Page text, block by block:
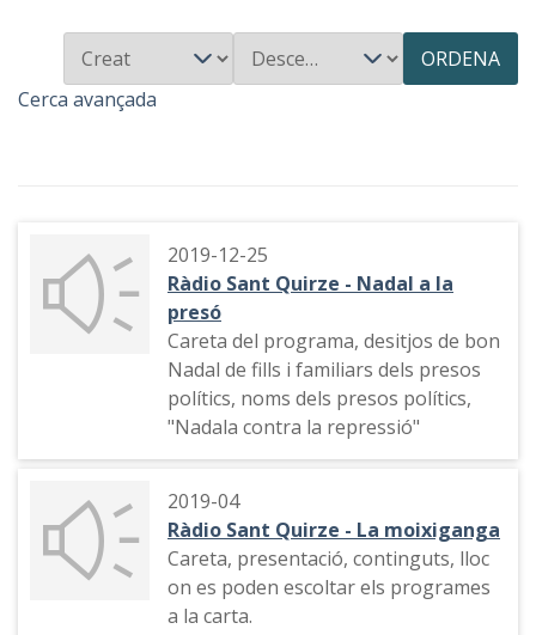
ORDENA
Cerca avançada
2019-12-25
Ràdio Sant Quirze - Nadal a la
presó
Careta del programa, desitjos de bon
Nadal de fills i familiars dels presos
polítics, noms dels presos polítics,
"Nadala contra la repressió"
2019-04
Ràdio Sant Quirze - La moixiganga
Careta, presentació, continguts, lloc
on es poden escoltar els programes
a la carta.